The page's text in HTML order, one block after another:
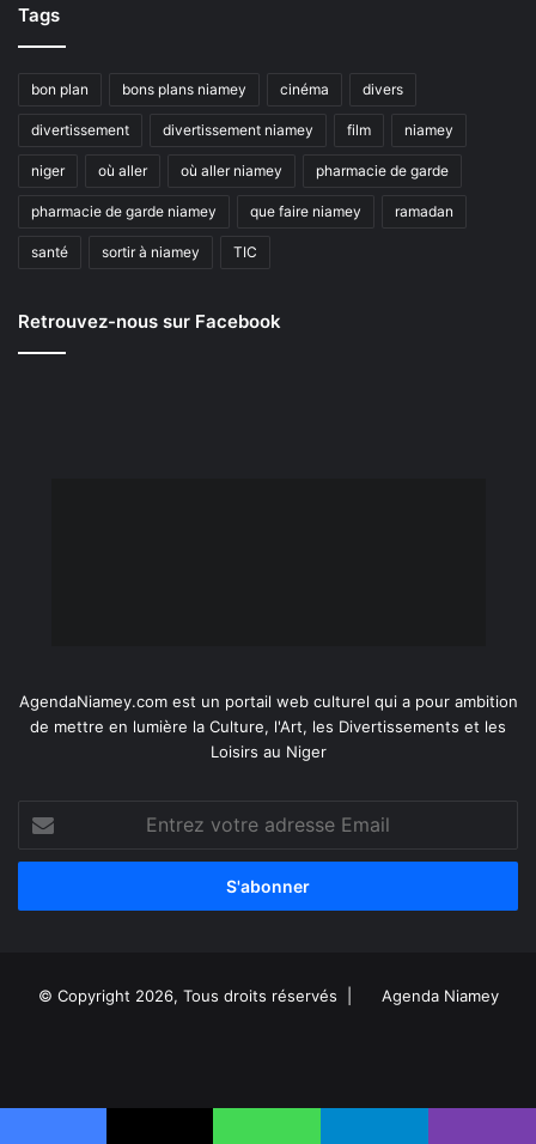
Tags
bon plan bons plans niamey cinéma divers
divertissement divertissement niamey film niamey
niger où aller où aller niamey pharmacie de garde
pharmacie de garde niamey que faire niamey ramadan
santé sortir à niamey TIC
Retrouvez-nous sur Facebook
AgendaNiamey.com est un portail web culturel qui a pour ambition
de mettre en lumière la Culture, l'Art, les Divertissements et les
Loisirs au Niger
votre
adresse
© Copyright 2026, Tous droits réservés | Agenda Niamey